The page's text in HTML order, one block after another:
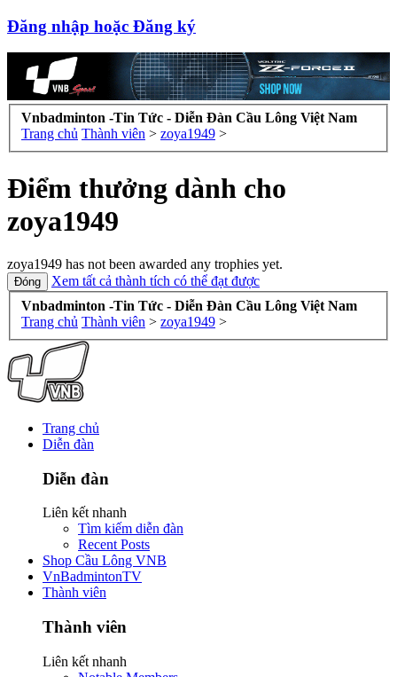
Đăng nhập hoặc Đăng ký
Vnbadminton -Tin Tức - Diễn Đàn Cầu Lông Việt Nam
Trang chủ Thành viên > zoya1949 >
Điểm thưởng dành cho
zoya1949
zoya1949 has not been awarded any trophies yet.
Xem tất cả thành tích có thể đạt được
Vnbadminton -Tin Tức - Diễn Đàn Cầu Lông Việt Nam
Trang chủ Thành viên > zoya1949 >
Trang chủ
Diễn đàn
Diễn đàn
Liên kết nhanh
Tìm kiếm diễn đàn
Recent Posts
Shop Cầu Lông VNB
VnBadmintonTV
Thành viên
Thành viên
Liên kết nhanh